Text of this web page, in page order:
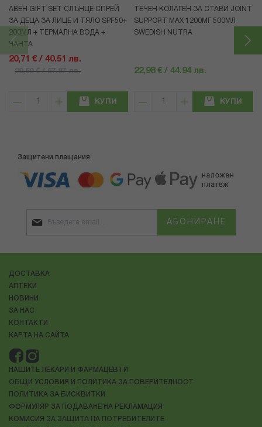
АВЕН GIFT SET СЛЪНЦЕ СПРЕЙ
ЗА ДЕЦА ЗА ЛИЦЕ И ТЯЛО SPF50+
200МЛ + ТЕРМАЛНА ВОДА +
ЧАНТА
20,71 € / 40.51 лв.
29,59 € / 57.87 лв.
КУПИ
ТЕЧЕН КОЛАГЕН ЗА СТАВИ JOINT
SUPPORT MAX 1200МГ 500МЛ
SWEDISH NUTRA
22,98 € / 44.94 лв.
КУПИ
Защитени плащания
АБОНИРАНЕ
ДОСТАВКА
АПТЕКИ
НОВИНИ
ЗА НАС
КОНТАКТИ
КАРТА НА САЙТА
НАШИТЕ ЛЕКАРИ И ФАРМАЦЕВТИ
ОБЩИ УСЛОВИЯ И ПОЛИТИКА ЗА ПОВЕРИТЕЛНОСТ
ПОЛИТИКА ЗА БИСКВИТКИ
ФОРМУЛЯР ЗА ПОДАВАНЕ НА РЕКЛАМАЦИЯ
КОМИСИЯ ЗА ЗАЩИТА НА ПОТРЕБИТЕЛИТЕ